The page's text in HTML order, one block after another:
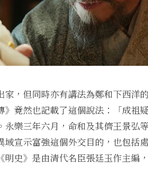
家，但同時亦有講法為鄭和下西洋
竟然也記載了這個說法：「成祖
永樂三年六月，命和及其儕王景弘
域宣示富強這個外交目的，也包括
史》是由清代名臣張廷玉作主編